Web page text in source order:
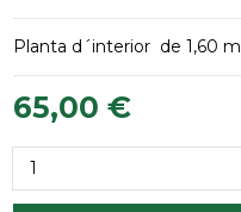
Planta d´interior de 1,60
65,00 €